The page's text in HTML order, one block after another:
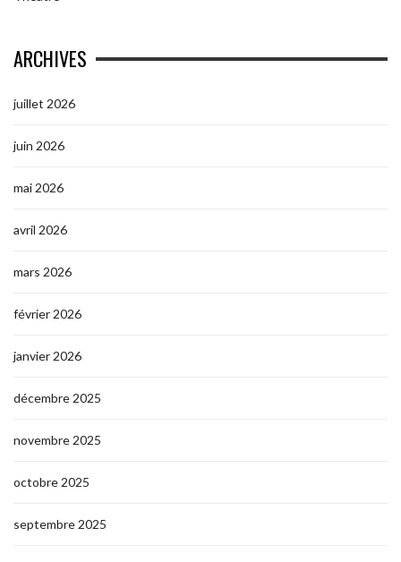
ARCHIVES
juillet 2026
juin 2026
mai 2026
avril 2026
mars 2026
février 2026
janvier 2026
décembre 2025
novembre 2025
octobre 2025
septembre 2025